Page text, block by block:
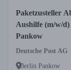
Paketzusteller
Aushilfe (m/w/
Pankow
Deutsche Post AG
Berlin Pankow